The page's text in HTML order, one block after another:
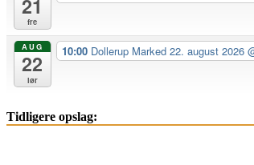
21
fre
AUG
22
lør
10:00 Dollerup Marked 22. august 2026
Tidligere opslag: